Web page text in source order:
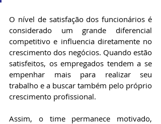
O nível de satisfação dos funcionários é
considerado um grande diferencial
competitivo e influencia diretamente no
crescimento dos negócios. Quando estão
satisfeitos, os empregados tendem a se
empenhar mais para realizar seu
trabalho e a buscar também pelo próprio
crescimento profissional.
Assim, o time permanece motivado,